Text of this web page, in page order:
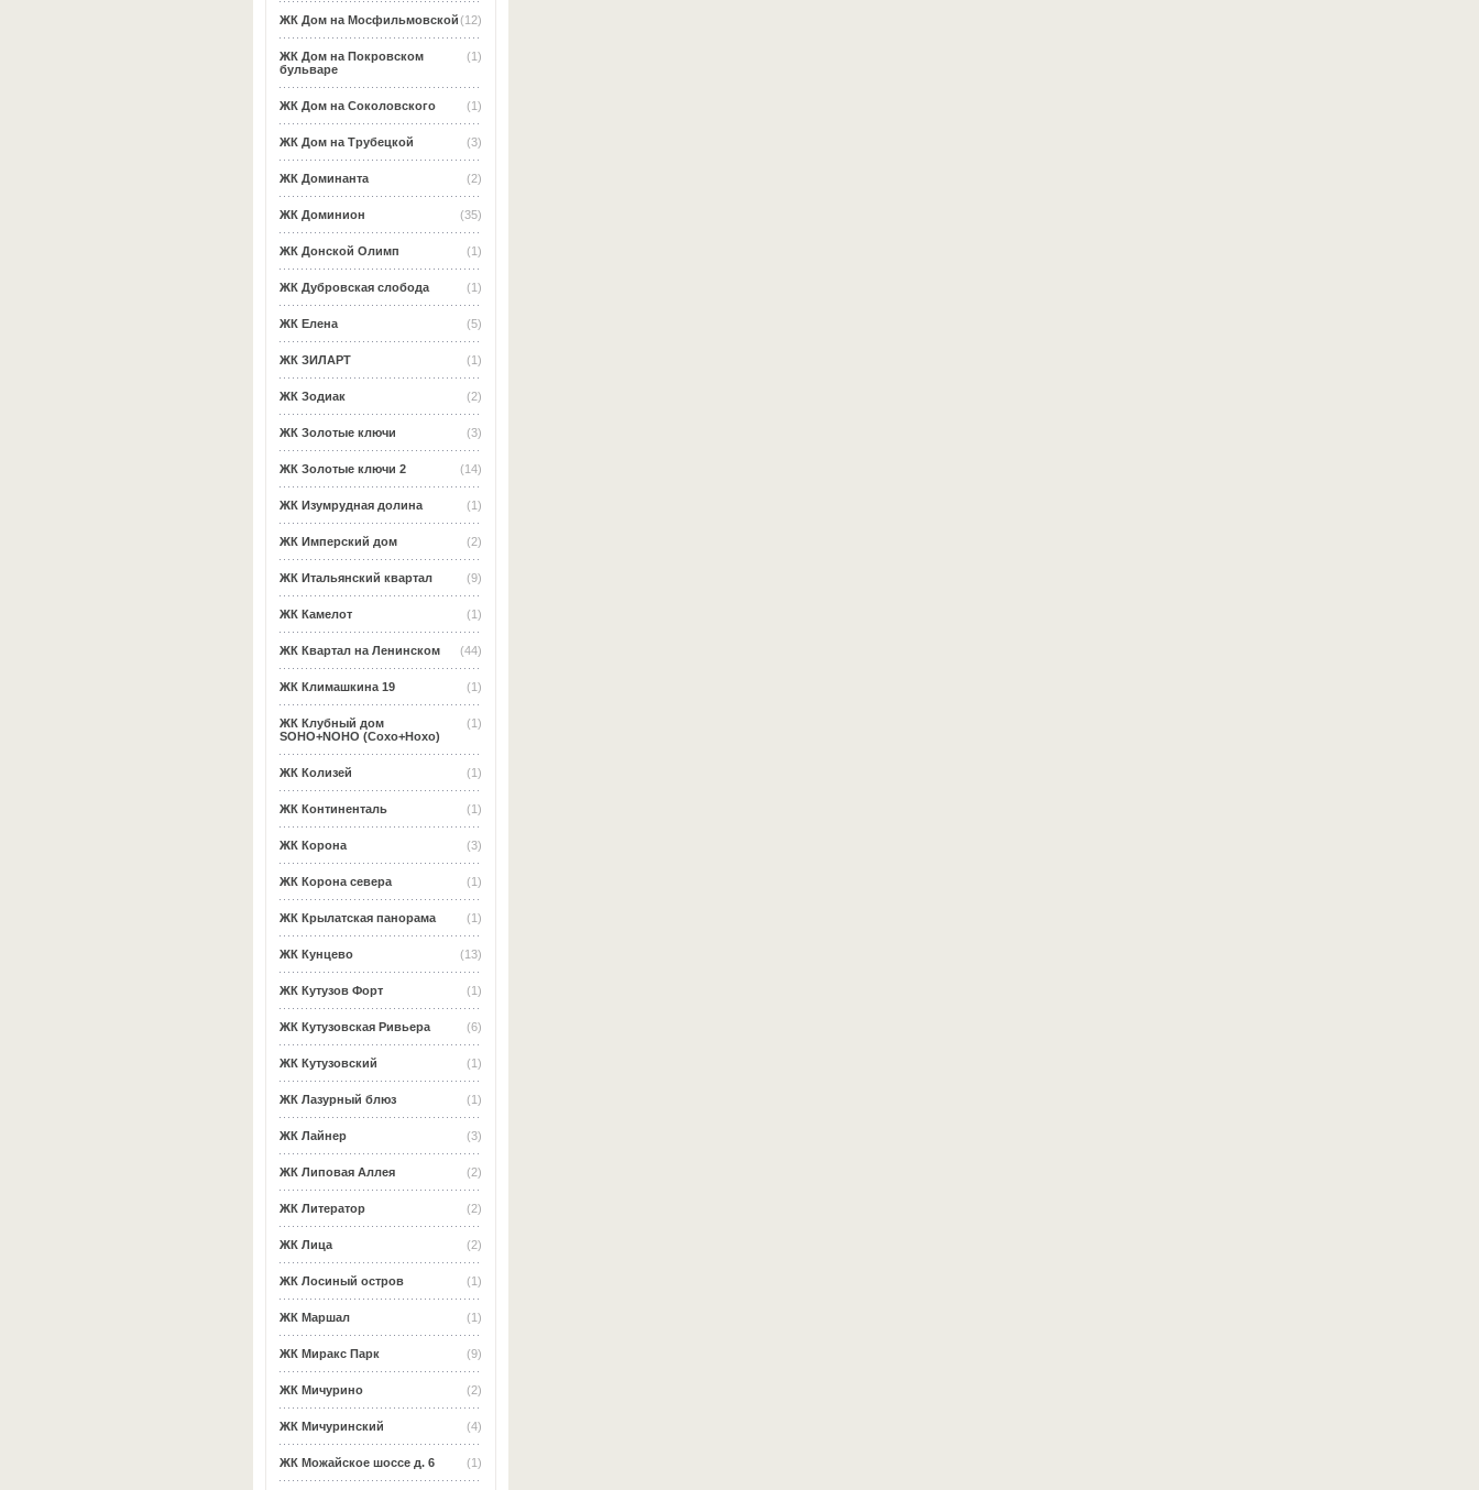
(12)
ЖК Дом на Мосфильмовской
(1)
ЖК Дом на Покровском
бульваре
(1)
ЖК Дом на Соколовского
(3)
ЖК Дом на Трубецкой
(2)
ЖК Доминанта
(35)
ЖК Доминион
(1)
ЖК Донской Олимп
(1)
ЖК Дубровская слобода
(5)
ЖК Елена
(1)
ЖК ЗИЛАРТ
(2)
ЖК Зодиак
(3)
ЖК Золотые ключи
(14)
ЖК Золотые ключи 2
(1)
ЖК Изумрудная долина
(2)
ЖК Имперский дом
(9)
ЖК Итальянский квартал
(1)
ЖК Камелот
(44)
ЖК Квартал на Ленинском
(1)
ЖК Климашкина 19
(1)
ЖК Клубный дом
SOHO+NOHO (Сохо+Нохо)
(1)
ЖК Колизей
(1)
ЖК Континенталь
(3)
ЖК Корона
(1)
ЖК Корона севера
(1)
ЖК Крылатская панорама
(13)
ЖК Кунцево
(1)
ЖК Кутузов Форт
(6)
ЖК Кутузовская Ривьера
(1)
ЖК Кутузовский
(1)
ЖК Лазурный блюз
(3)
ЖК Лайнер
(2)
ЖК Липовая Аллея
(2)
ЖК Литератор
(2)
ЖК Лица
(1)
ЖК Лосиный остров
(1)
ЖК Маршал
(9)
ЖК Миракс Парк
(2)
ЖК Мичурино
(4)
ЖК Мичуринский
(1)
ЖК Можайское шоссе д. 6